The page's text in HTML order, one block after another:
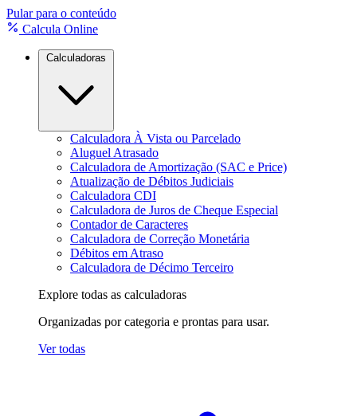
Pular para o conteúdo
Calcula Online
Calculadora À Vista ou Parcelado
Aluguel Atrasado
Calculadora de Amortização (SAC e Price)
Atualização de Débitos Judiciais
Calculadora CDI
Calculadora de Juros de Cheque Especial
Contador de Caracteres
Calculadora de Correção Monetária
Débitos em Atraso
Calculadora de Décimo Terceiro
Explore todas as calculadoras
Organizadas por categoria e prontas para usar.
Ver todas